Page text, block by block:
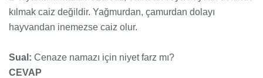
kılmak caiz değildir. Yağmurdan, çamurdan dolayı
hayvandan inemezse caiz olur.
Sual: Cenaze namazı için niyet farz mı?
CEVAP